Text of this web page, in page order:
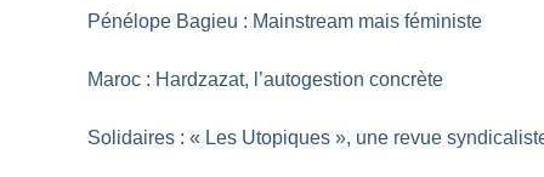
Pénélope Bagieu : Mainstream mais féministe
Maroc : Hardzazat, l’autogestion concrète
Solidaires : « Les Utopiques », une revue